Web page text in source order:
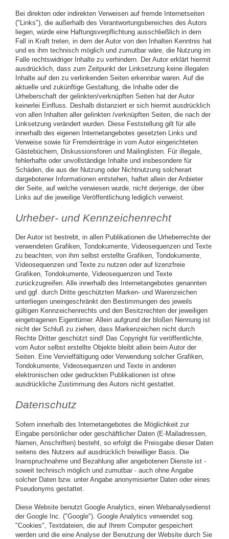
Bei direkten oder indirekten Verweisen auf fremde Internetseiten
("Links"), die außerhalb des Verantwortungsbereiches des Autors
liegen, würde eine Haftungsverpflichtung ausschließlich in dem
Fall in Kraft treten, in dem der Autor von den Inhalten Kenntnis hat
und es ihm technisch möglich und zumutbar wäre, die Nutzung im
Falle rechtswidriger Inhalte zu verhindern. Der Autor erklärt hiermit
ausdrücklich, dass zum Zeitpunkt der Linksetzung keine illegalen
Inhalte auf den zu verlinkenden Seiten erkennbar waren. Auf die
aktuelle und zukünftige Gestaltung, die Inhalte oder die
Urheberschaft der gelinkten/verknüpften Seiten hat der Autor
keinerlei Einfluss. Deshalb distanziert er sich hiermit ausdrücklich
von allen Inhalten aller gelinkten /verknüpften Seiten, die nach der
Linksetzung verändert wurden. Diese Feststellung gilt für alle
innerhalb des eigenen Internetangebotes gesetzten Links und
Verweise sowie für Fremdeinträge in vom Autor eingerichteten
Gästebüchern, Diskussionsforen und Mailinglisten. Für illegale,
fehlerhafte oder unvollständige Inhalte und insbesondere für
Schäden, die aus der Nutzung oder Nichtnutzung solcherart
dargebotener Informationen entstehen, haftet allein der Anbieter
der Seite, auf welche verwiesen wurde, nicht derjenige, der über
Links auf die jeweilige Veröffentlichung lediglich verweist.
Urheber- und Kennzeichenrecht
Der Autor ist bestrebt, in allen Publikationen die Urheberrechte der
verwendeten Grafiken, Tondokumente, Videosequenzen und Texte
zu beachten, von ihm selbst erstellte Grafiken, Tondokumente,
Videosequenzen und Texte zu nutzen oder auf lizenzfreie
Grafiken, Tondokumente, Videosequenzen und Texte
zurückzugreifen. Alle innerhalb des Internetangebotes genannten
und ggf. durch Dritte geschützten Marken- und Warenzeichen
unterliegen uneingeschränkt den Bestimmungen des jeweils
gültigen Kennzeichenrechts und den Besitzrechten der jeweiligen
eingetragenen Eigentümer. Allein aufgrund der bloßen Nennung ist
nicht der Schluß zu ziehen, dass Markenzeichen nicht durch
Rechte Dritter geschützt sind! Das Copyright für veröffentlichte,
vom Autor selbst erstellte Objekte bleibt allein beim Autor der
Seiten. Eine Vervielfältigung oder Verwendung solcher Grafiken,
Tondokumente, Videosequenzen und Texte in anderen
elektronischen oder gedruckten Publikationen ist ohne
ausdrückliche Zustimmung des Autors nicht gestattet.
Datenschutz
Sofern innerhalb des Internetangebotes die Möglichkeit zur
Eingabe persönlicher oder geschäftlicher Daten (E-Mailadressen,
Namen, Anschriften) besteht, so erfolgt die Preisgabe dieser Daten
seitens des Nutzers auf ausdrücklich freiwilliger Basis. Die
Inanspruchnahme und Bezahlung aller angebotenen Dienste ist -
soweit technisch möglich und zumutbar - auch ohne Angabe
solcher Daten bzw. unter Angabe anonymisierter Daten oder eines
Pseudonyms gestattet.
Diese Website benutzt Google Analytics, einen Webanalysedienst
der Google Inc. ("Google"). Google Analytics verwendet sog.
"Cookies", Textdateien, die auf Ihrem Computer gespeichert
werden und die eine Analyse der Benutzung der Website durch Sie